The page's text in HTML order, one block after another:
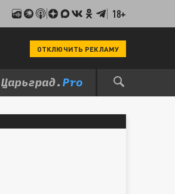
18+
ОТКЛЮЧИТЬ РЕКЛАМУ